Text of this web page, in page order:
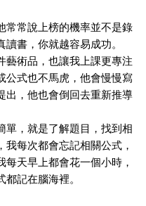
常常說上榜的機率並不是錄
書，你就越容易成功。
藝術品，也讓我上課更專注
公式也不馬虎，他會慢慢寫
出，他也會倒回去重新推導
單，就是了解題目，找到相
每次都會忘記相關公式，
天早上都會花一個小時，
記在腦海裡。